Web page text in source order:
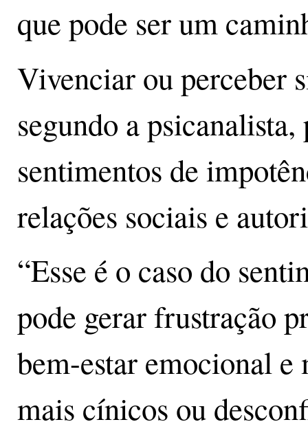
que pode ser um
Vivenciar ou perceber
segundo a
sentimentos de
relações sociais e
“Esse é o caso do
pode gerar frustração
bem-estar emocional e
mais cínicos ou